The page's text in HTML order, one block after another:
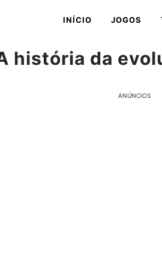
INÍCIO JOGOS
história da
ANÚNCIOS